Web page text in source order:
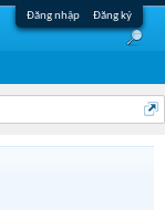
Đăng nhập Đăng ký